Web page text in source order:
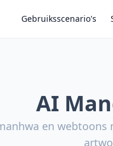
Gebruiksscenario's
AI
en